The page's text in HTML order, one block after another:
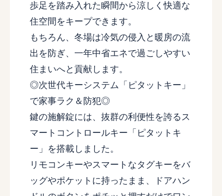
歩足を踏み入れた瞬間から涼しく快適な
住空間をキープできます。
もちろん、冬場は冷気の侵入と暖房の流
出を防ぎ、一年中省エネで過ごしやすい
住まいへと貢献します。
◎次世代キーシステム「ピタットキー」
で家事ラク＆防犯◎
鍵の施解錠には、抜群の利便性を誇るス
マートコントロールキー「ピタットキ
ー」を搭載しました。
リモコンキーやスマートなタグキーをバ
ッグやポケットに持ったまま、ドアハン